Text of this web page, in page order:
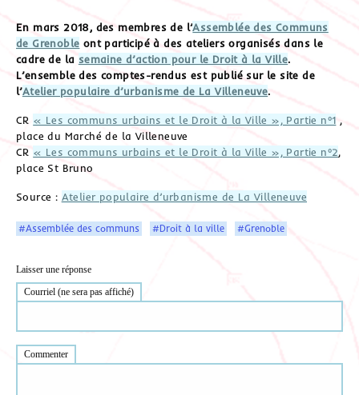
En mars 2018, des membres de l’Assemblée des Communs
de Grenoble ont participé à des ateliers organisés dans le
cadre de la semaine d’action pour le Droit à la Ville.
L’ensemble des comptes-rendus est publié sur le site de
l’Atelier populaire d’urbanisme de La Villeneuve.
CR « Les communs urbains et le Droit à la Ville », Partie n°1 ,
place du Marché de la Villeneuve
CR « Les communs urbains et le Droit à la Ville », Partie n°2,
place St Bruno
Source : Atelier populaire d’urbanisme de La Villeneuve
#Assemblée des communs #Droit à la ville #Grenoble
Laisser une réponse
Courriel (ne sera pas affiché)
Commenter